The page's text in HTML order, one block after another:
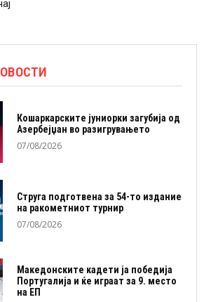
Кошаркарските јуниорки загубија од
Азербејџан во разигрувањето
07/08/2026
Струга подготвена за 54-то издание
на ракометниот турнир
07/08/2026
Македонските кадети ја победија
Португалија и ќе играат за 9. место
на ЕП